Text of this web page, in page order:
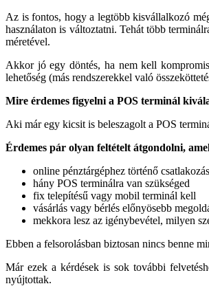
Az is fontos, hogy a legtöbb kisvállalkozó
használaton is változtatni. Tehát több
méretével.
Akkor jó egy döntés, ha nem kell
lehetőség (más rendszerekkel való
Mire érdemes figyelni a POS terminál
Aki már egy kicsit is beleszagolt a POS
Érdemes pár olyan feltételt átgondolni,
online pénztárgéphez történő
hány POS terminálra van szükséged
fix telepítésű vagy mobil terminál kell
vásárlás vagy bérlés előnyösebb
mekkora lesz az igénybevétel, milyen
Ebben a felsorolásban biztosan nincs benne
Már ezek a kérdések is sok további
nyújtottak.